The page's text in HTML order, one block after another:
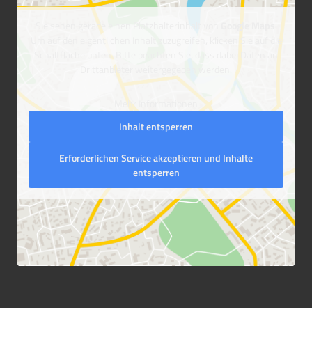
Sie sehen gerade einen Platzhalterinhalt von Google Maps
Um auf den eigentlichen Inhalt zuzugreifen, klicken Sie auf die
Schaltfläche unten. Bitte beachten Sie, dass dabei Daten an
Drittanbieter weitergegeben werden.
Mehr Informationen
Inhalt entsperren
Erforderlichen Service akzeptieren und Inhalte
entsperren